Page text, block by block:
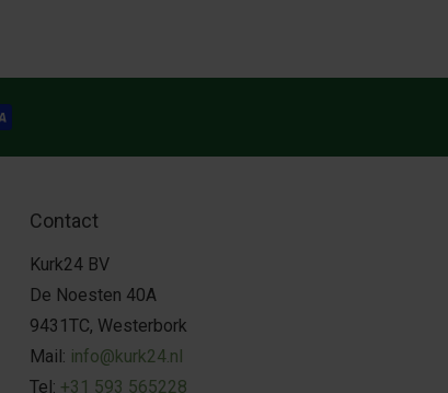
Contact
Kurk24 BV
De Noesten 40A
9431TC, Westerbork
Mail: info@kurk24.nl
Tel: +31 593 565228